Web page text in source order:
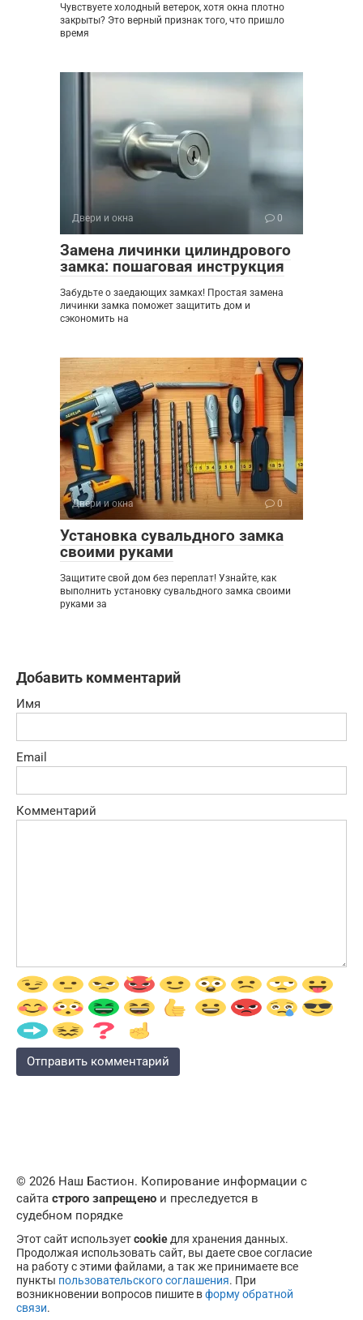
Чувствуете холодный ветерок, хотя окна плотно
закрыты? Это верный признак того, что пришло
время
Двери и окна 0
Замена личинки цилиндрового
замка: пошаговая инструкция
Забудьте о заедающих замках! Простая замена
личинки замка поможет защитить дом и
сэкономить на
Двери и окна 0
Установка сувальдного замка
своими руками
Защитите свой дом без переплат! Узнайте, как
выполнить установку сувальдного замка своими
руками за
Добавить комментарий
Имя
Email
Комментарий
© 2026 Наш Бастион. Копирование информации с
сайта строго запрещено и преследуется в
судебном порядке
Этот сайт используетcookieдля хранения данных.
Продолжая использовать сайт, вы даете свое согласие
на работу с этими файлами, а так же принимаете все
пункты пользовательского соглашения. При
возникновении вопросов пишите вформу обратной
связи.